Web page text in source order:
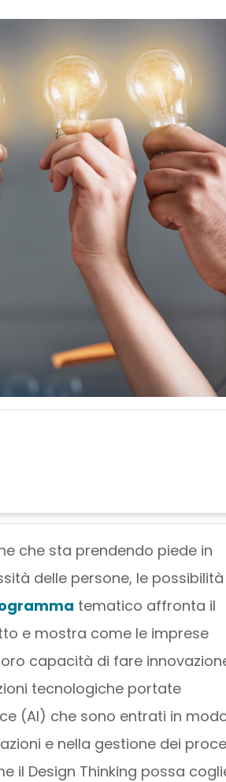
che sta prendendo piede in
delle persone, le possibilità
tematico affronta il
e mostra come le imprese
capacità di fare
tecnologiche portate
(AI) che sono entrati in
e nella gestione dei
il Design Thinking possa